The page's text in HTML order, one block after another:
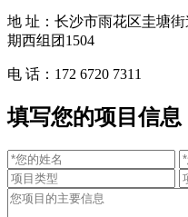
地 址：长沙市雨花区圭塘
期西组团1504
电 话：172 6720 7311
填写您的项目信息